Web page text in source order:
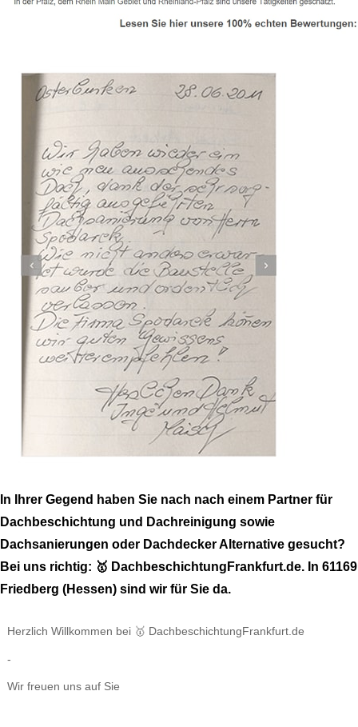
In Ihrer Gegend haben Sie nach nach einem Partner für
Dachbeschichtung und Dachreinigung sowie
Dachsanierungen oder Dachdecker Alternative gesucht?
Bei uns richtig: 🥇 DachbeschichtungFrankfurt.de. In 61169
Friedberg (Hessen) sind wir für Sie da.
Herzlich Willkommen bei 🥇 DachbeschichtungFrankfurt.de
-
Wir freuen uns auf Sie